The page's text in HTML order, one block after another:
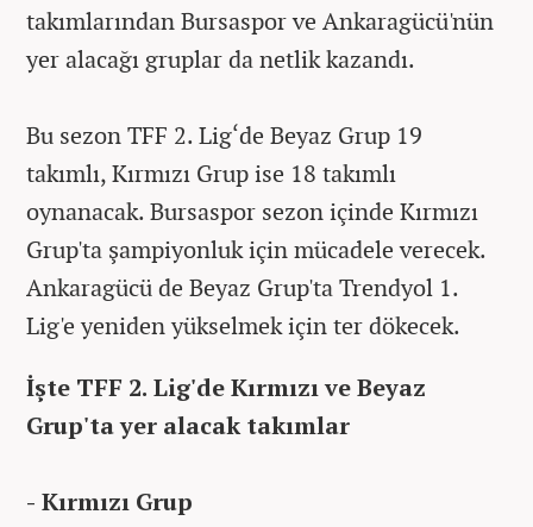
takımlarından Bursaspor ve Ankaragücü'nün
yer alacağı gruplar da netlik kazandı.
Bu sezon TFF 2. Lig‘de Beyaz Grup 19
takımlı, Kırmızı Grup ise 18 takımlı
oynanacak. Bursaspor sezon içinde Kırmızı
Grup'ta şampiyonluk için mücadele verecek.
Ankaragücü de Beyaz Grup'ta Trendyol 1.
Lig'e yeniden yükselmek için ter dökecek.
İşte TFF 2. Lig'de Kırmızı ve Beyaz
Grup'ta yer alacak takımlar
- Kırmızı Grup